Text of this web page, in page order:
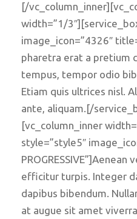
[/
width=”1/
image_icon=”4326″
pharetra erat a pretium
tempus, tempor odio
Etiam quis ultrices nisl.
ante, aliquam.[/
[vc_column_inner
style=”style5″
efficitur turpis. Integer
dapibus bibendum.
at augue sit amet